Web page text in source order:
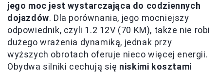
jego moc jest wystarczająca do codziennych
dojazdów. Dla porównania, jego mocniejszy
odpowiednik, czyli 1.2 12V (70 KM), także nie robi
dużego wrażenia dynamiką, jednak przy
wyższych obrotach oferuje nieco więcej energii.
Obydwa silniki cechują się niskimi kosztami